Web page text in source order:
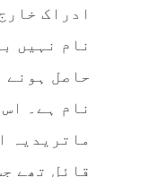
ادراک
نام نہیں
حاصل ہونے
نام ہے۔
ماتریدیہ
قائل تھے